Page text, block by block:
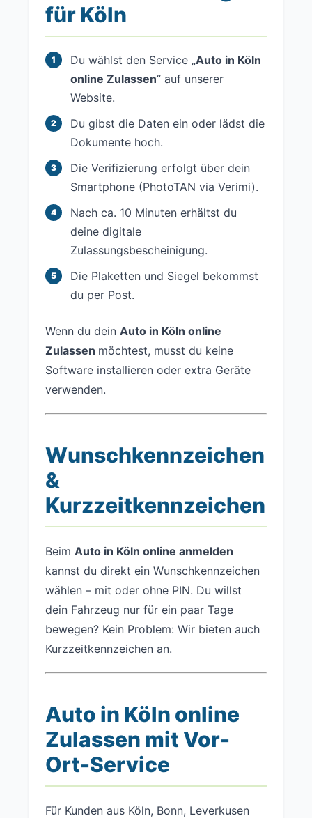
für Köln
Du wählst den Service „Auto in Köln
online Zulassen“ auf unserer
Website.
Du gibst die Daten ein oder lädst die
Dokumente hoch.
Die Verifizierung erfolgt über dein
Smartphone (PhotoTAN via Verimi).
Nach ca. 10 Minuten erhältst du
deine digitale
Zulassungsbescheinigung.
Die Plaketten und Siegel bekommst
du per Post.
Wenn du dein Auto in Köln online
Zulassen möchtest, musst du keine
Software installieren oder extra Geräte
verwenden.
Wunschkennzeichen
&
Kurzzeitkennzeichen
Beim Auto in Köln online anmelden
kannst du direkt ein Wunschkennzeichen
wählen – mit oder ohne PIN. Du willst
dein Fahrzeug nur für ein paar Tage
bewegen? Kein Problem: Wir bieten auch
Kurzzeitkennzeichen an.
Auto in Köln online
Zulassen mit Vor-
Ort-Service
Für Kunden aus Köln, Bonn, Leverkusen